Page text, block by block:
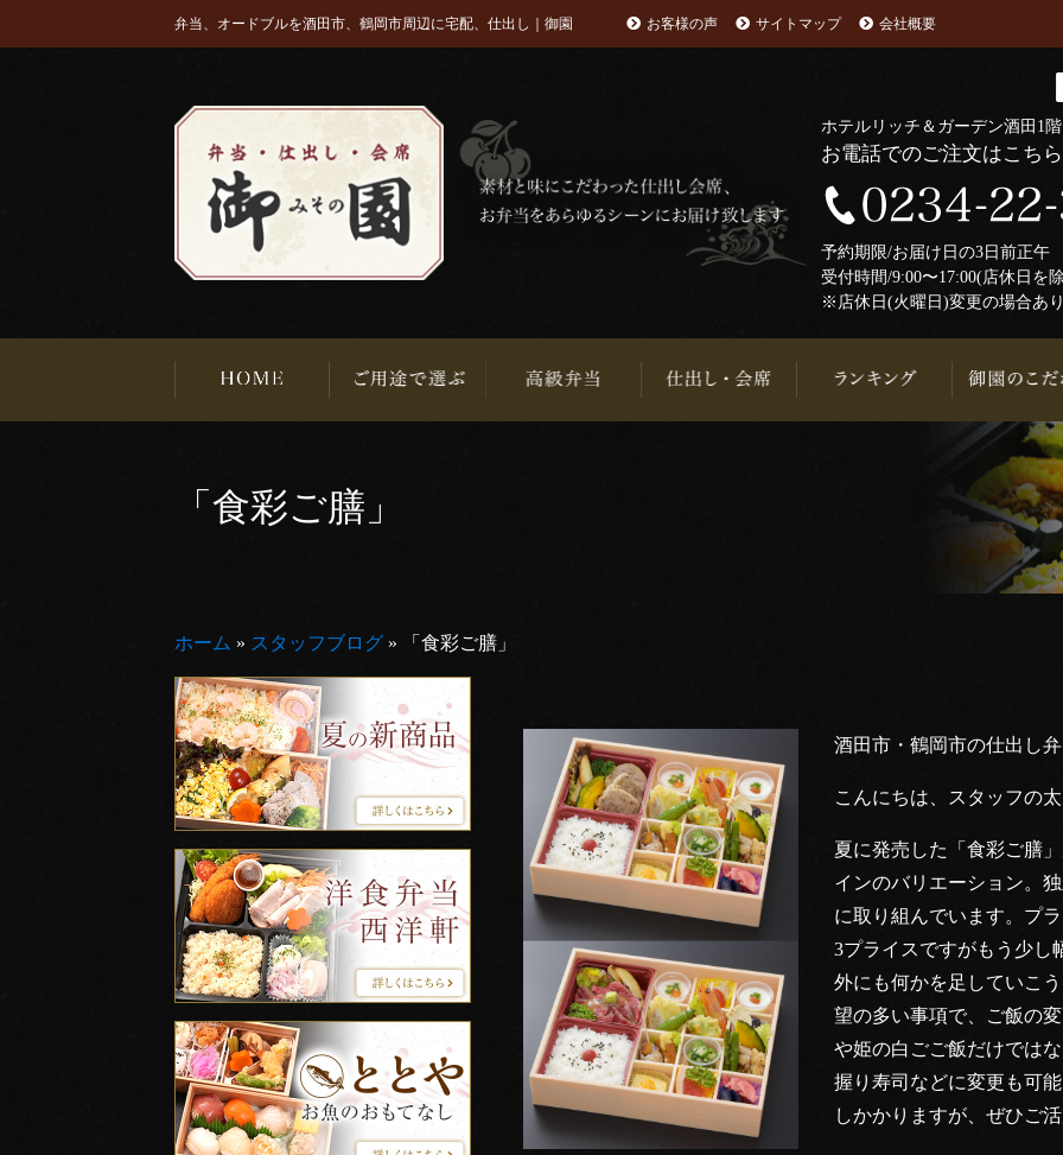
弁当、オードブルを酒田市、鶴岡市周辺に宅配、仕出し｜御園 お客様の声 サイトマップ 会社概要
ホテルリッチ＆ガーデン酒田1
お電話でのご注文はこち
予約期限/お届け日の3日前正
受付時間/9:00〜17:00(店休日を
※店休日(火曜日)変更の場合あ
「食彩ご膳」
ホーム » スタッフブログ » 「食彩ご膳」
酒田市・鶴岡市の仕出し
こんにちは、スタッフの
夏に発売した「食彩ご膳
インのバリエーション。
に取り組んでいます。プ
3プライスですがもう少し
外にも何かを足していこ
望の多い事項で、ご飯の
や姫の白ごご飯だけでは
握り寿司などに変更も可
しかかりますが、ぜひご